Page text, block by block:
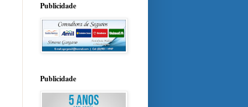
Publicidade
Publicidade